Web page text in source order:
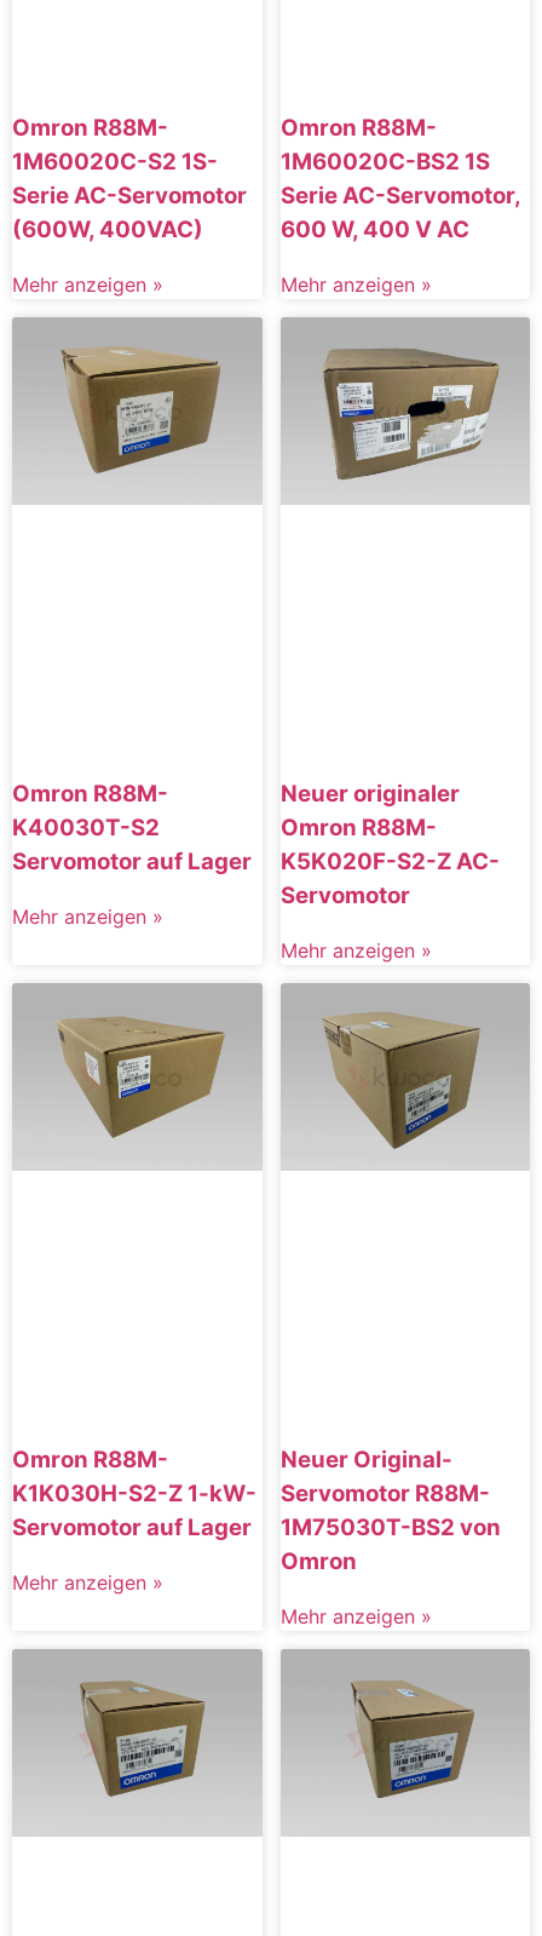
Omron R88M-
1M60020C-S2 1S-
Serie AC-Servomotor
(600W, 400VAC)
Mehr anzeigen »
Omron R88M-
1M60020C-BS2 1S
Serie AC-Servomotor,
600 W, 400 V AC
Mehr anzeigen »
Omron R88M-
K40030T-S2
Servomotor auf Lager
Mehr anzeigen »
Neuer originaler
Omron R88M-
K5K020F-S2-Z AC-
Servomotor
Mehr anzeigen »
Omron R88M-
K1K030H-S2-Z 1-kW-
Servomotor auf Lager
Mehr anzeigen »
Neuer Original-
Servomotor R88M-
1M75030T-BS2 von
Omron
Mehr anzeigen »